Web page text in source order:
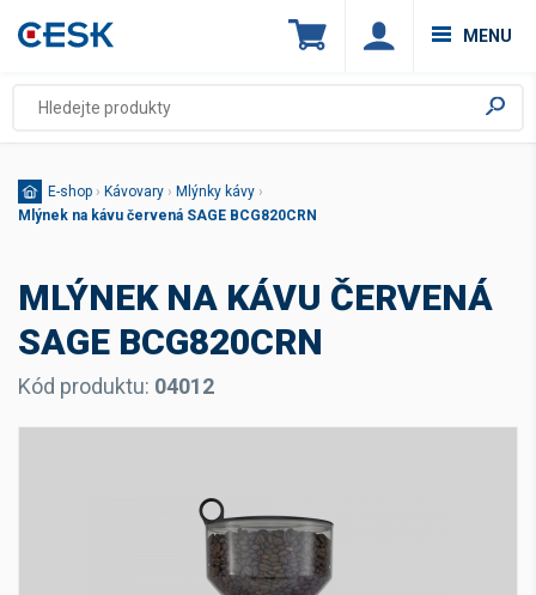
MENU
E-shop › Kávovary › Mlýnky kávy ›
Mlýnek na kávu červená SAGE BCG820CRN
MLÝNEK NA KÁVU ČERVENÁ
SAGE BCG820CRN
Kód produktu: 04012